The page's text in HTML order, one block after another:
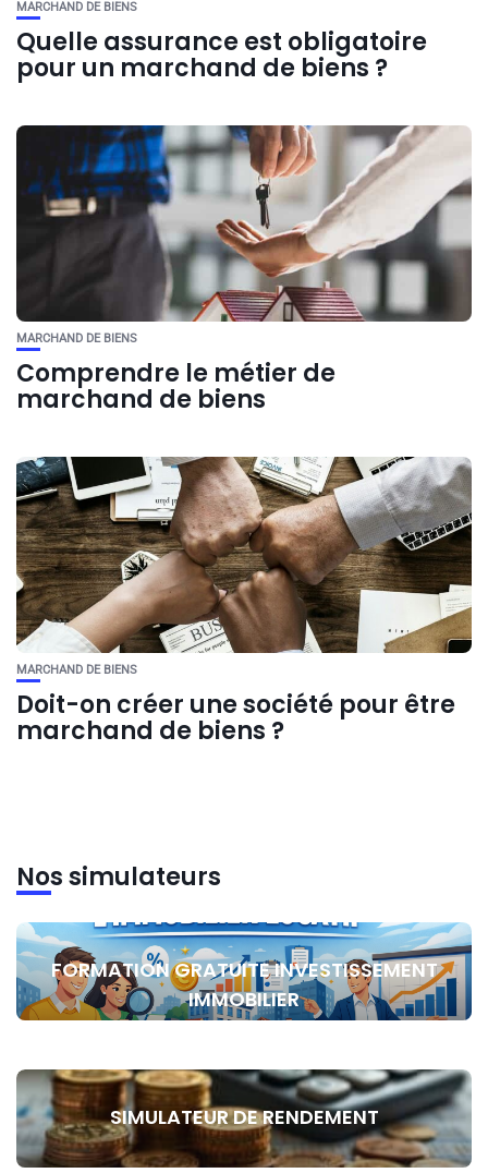
MARCHAND DE BIENS
Quelle assurance est obligatoire
pour un marchand de biens ?
MARCHAND DE BIENS
Comprendre le métier de
marchand de biens
MARCHAND DE BIENS
Doit-on créer une société pour être
marchand de biens ?
Nos simulateurs
FORMATION GRATUITE INVESTISSEMENT
IMMOBILIER
SIMULATEUR DE RENDEMENT